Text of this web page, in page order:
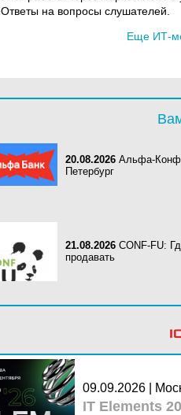
Ответы на вопросы слушателей.
Еще ИТ-
20.08.2026 Альфа-
Петербург
21.08.2026 CONF-FU:
продавать
09.09.2026 |
IT Elements